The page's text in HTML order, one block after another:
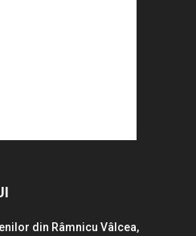
din Râmnicu Vâlcea,